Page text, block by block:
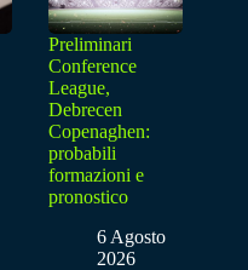
Preliminari
Conference
League,
Debrecen
Copenaghen:
probabili
formazioni e
pronostico
6 Agosto
2026